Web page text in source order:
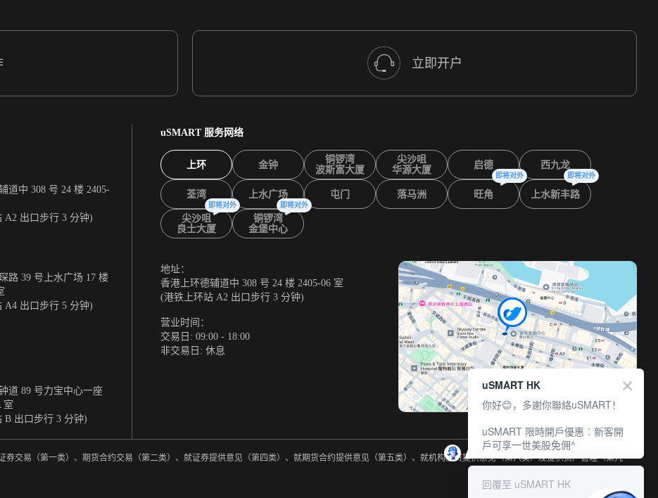
立即开户
道中 308 号 24 楼 2405-
A2 出口步行 3 分钟)
路 39 号上水广场 17 楼
A4 出口步行 5 分钟)
道 89 号力宝中心一座
室
B 出口步行 3 分钟)
uSMART 服务网络
上环 金钟
铜锣湾
波斯富大厦
尖沙咀
华源大厦
启德 西九龙
荃湾 上水广场 屯门 落马洲 旺角
即将对外
上水新丰路
即将对外
尖沙咀
良士大厦
即将对外
铜锣湾
金堡中心
即将对外
地址：
香港上环德辅道中 308 号 24 楼 2405-06 室
(港铁上环站 A2 出口步行 3 分钟)
营业时间：
交易日: 09:00 - 18:00
非交易日: 休息
交易（第一类）、期货合约交易（第二类）、就证券提供意见（第四类）、就期货合约提供意见（第五类）、就机构融资提供意见（第六类）及提供资产管理（第九
uSMART HK
你好😊，多謝你聯絡uSMART！
uSMART 限時開戶優惠︰新客開
戶可享一世美股免佣^
回覆至 uSMART HK